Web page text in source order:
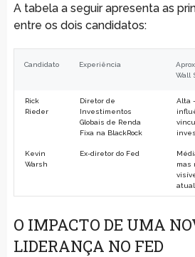
A tabela a seguir apresenta as
entre os dois candidatos:
Candidato Experiência
Wall
Rick
Rieder
Diretor de
Investimentos
Globais de Renda
Fixa na BlackRock
Alta
Kevin
Warsh
Ex-diretor do Fed
mas
O IMPACTO DE UMA
LIDERANÇA NO FED